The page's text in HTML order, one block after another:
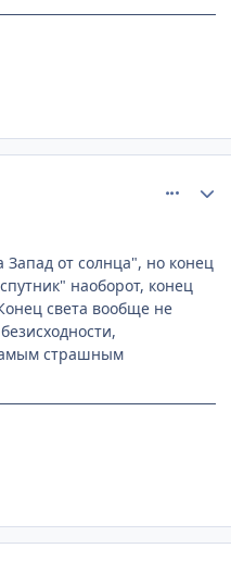
от солнца", но конец
наоборот, конец
света вообще не
страшным